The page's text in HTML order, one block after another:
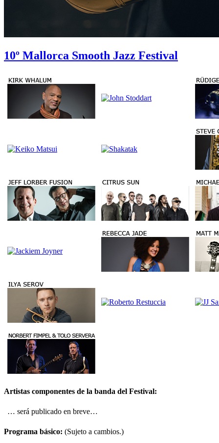
10º Mallorca Smooth Jazz Festival
Artistas componentes de la banda del Festival:
… será publicado en breve…
Programa básico: (Sujeto a cambios.)